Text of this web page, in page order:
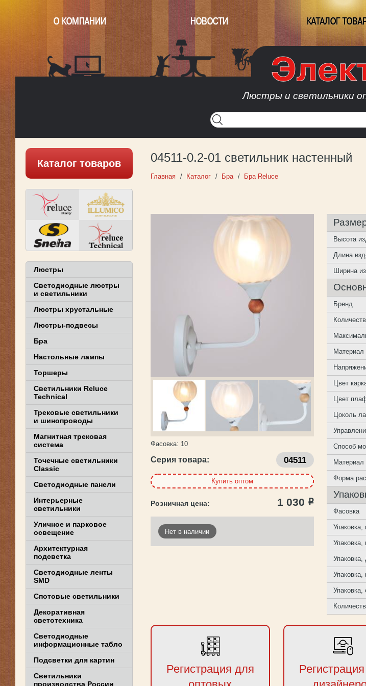
О КОМПАНИИ НОВОСТИ КАТАЛОГ
Люстры и светильники
Написать нам
Карта
04511-0.2-01 светильник настенный
Главная Каталог Бра Бра Reluce
Фасовка: 10
Серия товара: 04511
Купить оптом
1 030 Р
Нет в наличии
Высота
Длина
Ширина
Бренд
Цвет
Цвет
Цоколь
Способ
Материал
Форма
Фасовка
Упаковка,
Регистрация для
Каталог товаров
Люстры
Светодиодные люстры
и светильники
Люстры хрустальные
Люстры-подвесы
Бра
Настольные лампы
Торшеры
Светильники Reluce
Technical
Трековые светильники
и шинопроводы
Магнитная трековая
система
Точечные светильники
Classic
Светодиодные панели
Интерьерные
светильники
Уличное и парковое
освещение
Архитектурная
подсветка
Светодиодные ленты
SMD
Спотовые светильники
Декоративная
светотехника
Светодиодные
информационные табло
Подсветки для картин
Светильники
производства России